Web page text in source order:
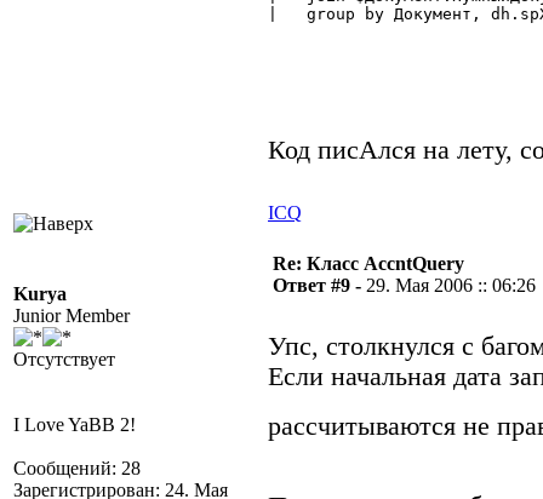
|   group by Документ,
Код писАлся на лету,
ICQ
Kurya
Junior Member
Отсутствует
I Love YaBB 2!
Сообщений: 28
Зарегистрирован: 24. Мая
Re: Класс AccntQuery
Ответ #9 - 29. Мая 2006 :: 06:26
Упс, столкнулся с
Если начальная дата
рассчитываются не